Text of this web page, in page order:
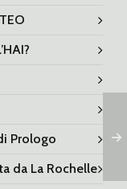
Prologo
da La Rochelle